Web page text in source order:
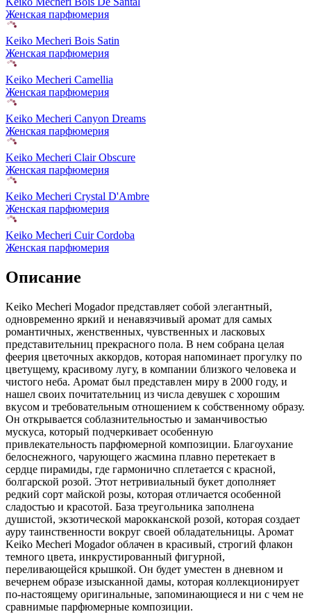
Женская парфюмерия
Keiko Mecheri Bois Satin
Женская парфюмерия
Keiko Mecheri Camellia
Женская парфюмерия
Keiko Mecheri Canyon Dreams
Женская парфюмерия
Keiko Mecheri Clair Obscure
Женская парфюмерия
Keiko Mecheri Crystal D'Ambre
Женская парфюмерия
Keiko Mecheri Cuir Cordoba
Женская парфюмерия
Описание
Keiko Mecheri Mogador представляет собой элегантный,
одновременно яркий и ненавязчивый аромат для самых
романтичных, женственных, чувственных и ласковых
представительниц прекрасного пола. В нем собрана целая
феерия цветочных аккордов, которая напоминает прогулку по
цветущему, красивому лугу, в компании близкого человека и
чистого неба. Аромат был представлен миру в 2000 году, и
нашел своих почитательниц из числа девушек с хорошим
вкусом и требовательным отношением к собственному образу.
Он открывается соблазнительностью и заманчивостью
мускуса, который подчеркивает особенную
привлекательность парфюмерной композиции. Благоухание
белоснежного, чарующего жасмина плавно перетекает в
сердце пирамиды, где гармонично сплетается с красной,
болгарской розой. Этот нетривиальный букет дополняет
редкий сорт майской розы, которая отличается особенной
сладостью и красотой. База треугольника заполнена
душистой, экзотической марокканской розой, которая создает
ауру таинственности вокруг своей обладательницы. Аромат
Keiko Mecheri Mogador облачен в красивый, строгий флакон
темного цвета, инкрустированный фигурной,
переливающейся крышкой. Он будет уместен в дневном и
вечернем образе изысканной дамы, которая коллекционирует
по-настоящему оригинальные, запоминающиеся и ни с чем не
сравнимые парфюмерные композиции.